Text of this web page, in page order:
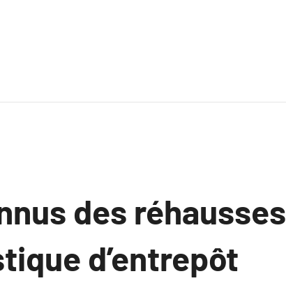
des réhausses
d’entrepôt